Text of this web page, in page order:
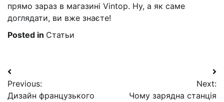
прямо зараз в магазині Vintop. Ну, а як саме
доглядати, ви вже знаєте!
Posted in Статьи
Навигация
по
Previous:
Дизайн французького
Next:
Чому зарядна станція